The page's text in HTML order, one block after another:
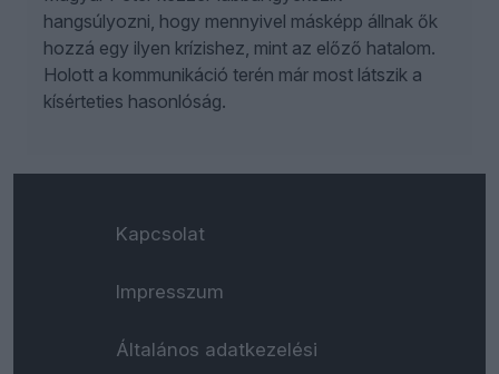
hangsúlyozni, hogy mennyivel másképp állnak ők
hozzá egy ilyen krízishez, mint az előző hatalom.
Holott a kommunikáció terén már most látszik a
kísérteties hasonlóság.
Kapcsolat
Impresszum
Általános adatkezelési